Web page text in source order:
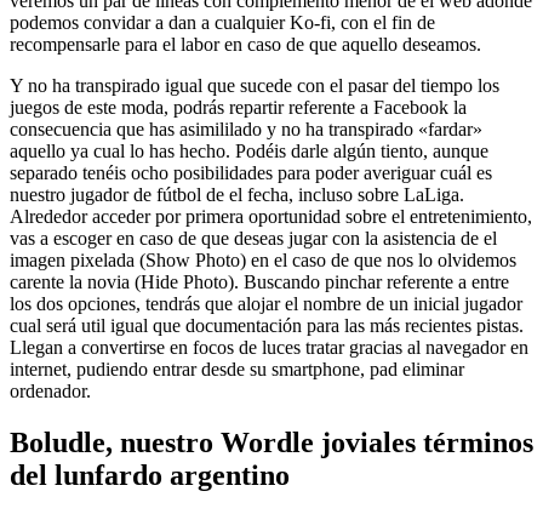
podemos convidar a dan a cualquier Ko-fi, con el fin de
recompensarle para el labor en caso de que aquello deseamos.
Y no ha transpirado igual que sucede con el pasar del tiempo los
juegos de este moda, podrás repartir referente a Facebook la
consecuencia que has asimililado y no ha transpirado «fardar»
aquello ya cual lo has hecho. Podéis darle algún tiento, aunque
separado tenéis ocho posibilidades para poder averiguar cuál es
nuestro jugador de fútbol de el fecha, incluso sobre LaLiga.
Alrededor acceder por primera oportunidad sobre el entretenimiento,
vas a escoger en caso de que deseas jugar con la asistencia de el
imagen pixelada (Show Photo) en el caso de que nos lo olvidemos
carente la novia (Hide Photo). Buscando pinchar referente a entre
los dos opciones, tendrás que alojar el nombre de un inicial jugador
cual será util igual que documentación para las más recientes pistas.
Llegan a convertirse en focos de luces tratar gracias al navegador en
internet, pudiendo entrar desde su smartphone, pad eliminar
ordenador.
Boludle, nuestro Wordle joviales términos
del lunfardo argentino